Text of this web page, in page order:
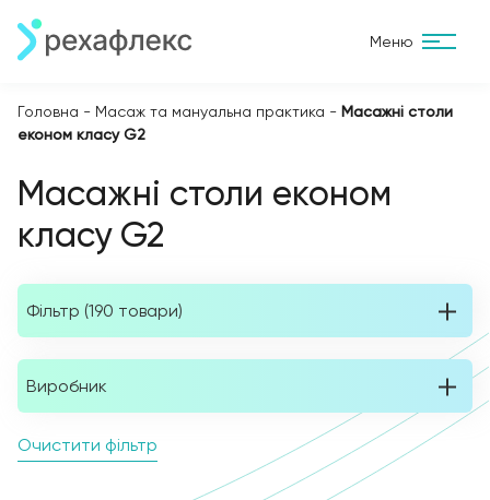
Меню
Головна - Масаж та мануальна практика - Масажні столи
економ класу G2
Масажні столи економ
класу G2
Фільтр (190 товари)
Виробник
Очистити фільтр